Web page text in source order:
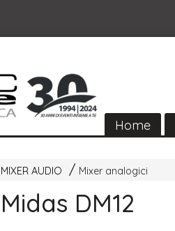
Home
MIXER AUDIO Mixer analogici
Midas DM12